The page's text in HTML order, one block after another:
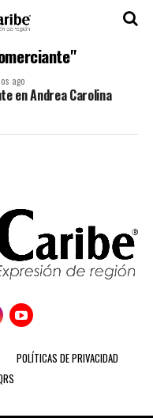
ago
en Andrea Carolina
POLÍTICAS DE PRIVACIDAD